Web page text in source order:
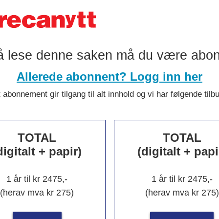
lese denne saken må du være
Allerede abonnent? Logg inn her
abonnement gir tilgang til alt innhold og vi har følgende
TOTAL
+ papir)
1 år til kr 2475,-
(herav mva kr 275)
TOTAL
(digitalt +
1 år til kr 2475,-
(herav mva kr 275)